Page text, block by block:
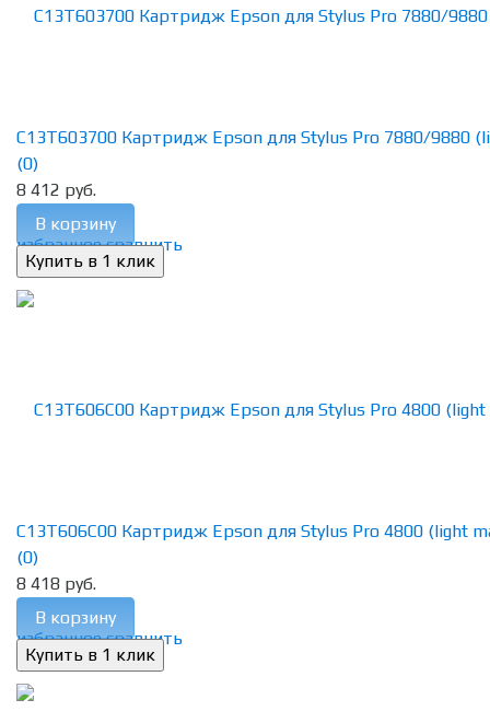
избранное сравнить
C13T603700 Картридж Epson для Stylus Pro 7880/9880
(0)
8 412 руб.
В корзину
избранное сравнить
C13T606C00 Картридж Epson для Stylus Pro 4800 (light
(0)
8 418 руб.
В корзину